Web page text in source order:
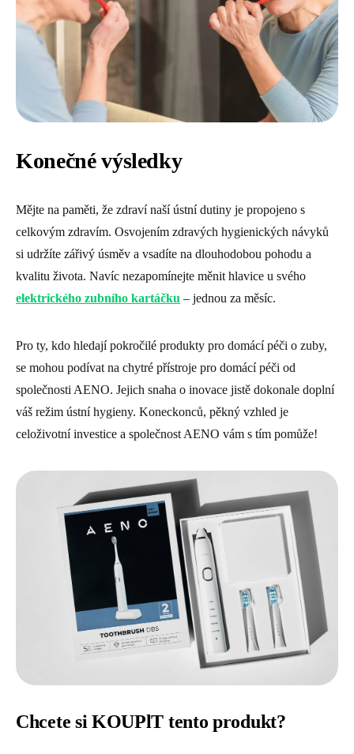
Konečné výsledky
Mějte na paměti, že zdraví naší ústní dutiny je propojeno s
celkovým zdravím. Osvojením zdravých hygienických návyků
si udržíte zářivý úsměv a vsadíte na dlouhodobou pohodu a
kvalitu života. Navíc nezapomínejte měnit hlavice u svého
elektrického zubního kartáčku – jednou za měsíc.
Pro ty, kdo hledají pokročilé produkty pro domácí péči o zuby,
se mohou podívat na chytré přístroje pro domácí péči od
společnosti AENO. Jejich snaha o inovace jistě dokonale doplní
váš režim ústní hygieny. Koneckonců, pěkný vzhled je
celoživotní investice a společnost AENO vám s tím pomůže!
Chcete si KOUPlT tento produkt?